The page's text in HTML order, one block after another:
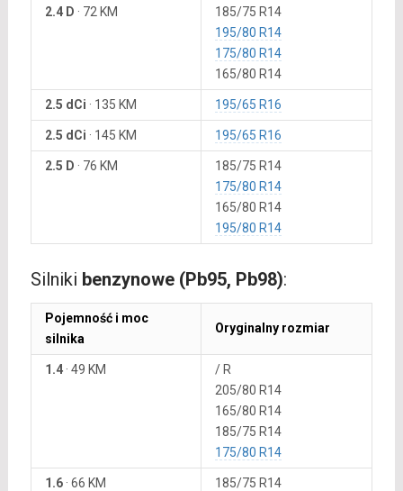
2.4 D · 72 KM
185/75 R14
195/80 R14
175/80 R14
165/80 R14
2.5 dCi · 135 KM 195/65 R16
2.5 dCi · 145 KM 195/65 R16
2.5 D · 76 KM
185/75 R14
175/80 R14
165/80 R14
195/80 R14
Silniki benzynowe (Pb95, Pb98):
Pojemność i moc
silnika
Oryginalny rozmiar
1.4· 49 KM
/ R
205/80 R14
165/80 R14
185/75 R14
175/80 R14
1.6· 66 KM
185/75 R14